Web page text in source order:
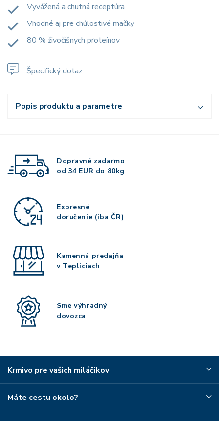
Vyvážená a chutná receptúra
Vhodné aj pre chúlostivé mačky
80 % živočíšnych proteínov
Špecifický dotaz
Popis produktu a parametre
Dopravné zadarmo
od 34 EUR do 80kg
Expresné
doručenie (iba ČR)
Kamenná predajňa
v Tepliciach
Sme výhradný
dovozca
Krmivo pre vašich miláčikov
Máte cestu okolo?